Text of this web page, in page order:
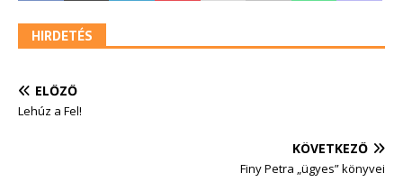
HIRDETÉS
ELŐZŐ
Lehúz a Fel!
KÖVETKEZŐ
Finy Petra „ügyes” könyvei